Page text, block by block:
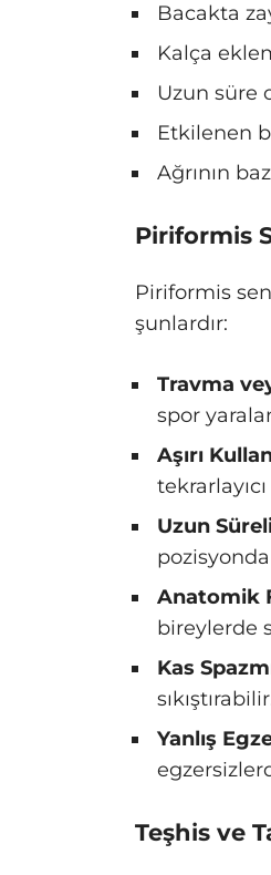
Bacakta
Kalça
Uzun süre
Etkilenen
Ağrının
Piriformis
Piriformis
şunlardır:
Travma
spor
Aşırı
Uzun
Anatomik
bireylerde
Kas
Yanlış
Teşhis ve